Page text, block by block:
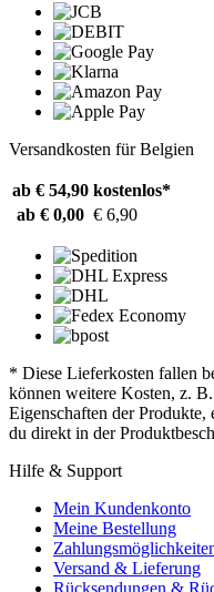
Versandkosten für Belgien
ab € 54,90 kostenlos*
ab € 0,00 € 6,90
* Diese Lieferkosten fallen
können weitere Kosten, z.
Eigenschaften der
du direkt in der
Hilfe & Support
Mein Kundenkonto
Meine Bestellung
Versand & Lieferung